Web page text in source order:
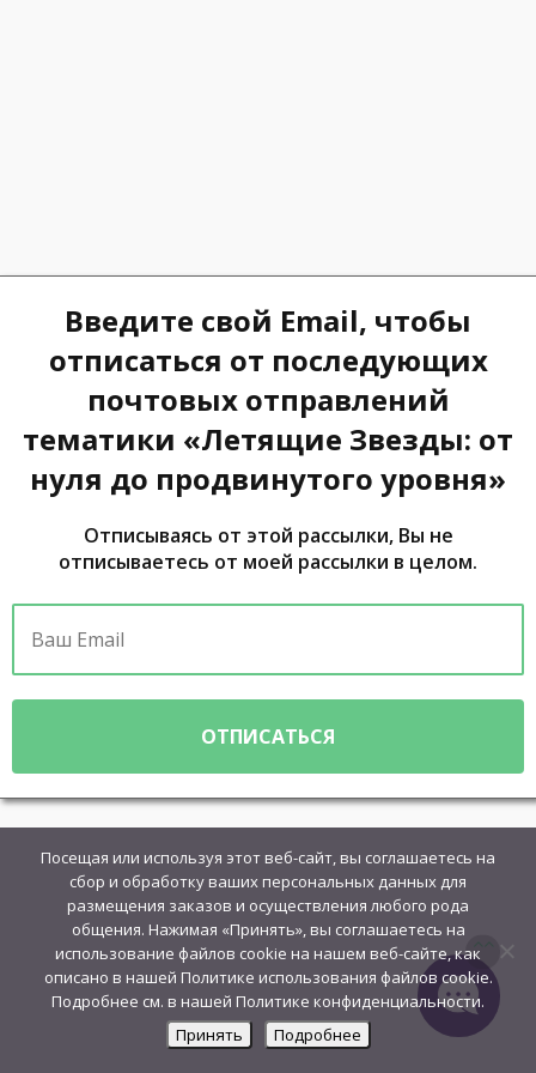
Введите свой Еmail, чтобы
отписаться от последующих
почтовых отправлений
тематики «Летящие Звезды: от
нуля до продвинутого уровня»
Отписываясь от этой рассылки, Вы не
отписываетесь от моей рассылки в целом.
Посещая или используя этот веб-сайт, вы соглашаетесь на
сбор и обработку ваших персональных данных для
размещения заказов и осуществления любого рода
общения. Нажимая «Принять», вы соглашаетесь на
использование файлов cookie на нашем веб-сайте, как
описано в нашей Политике использования файлов cookie.
Подробнее см. в нашей Политике конфиденциальности.
Принять
Подробнее